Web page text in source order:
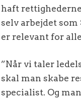
haft
selv arbejdet som
er relevant for
”Når vi taler
skal man skabe
specialist. Og